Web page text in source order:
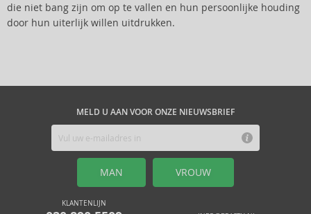
die niet bang zijn om op te vallen en hun persoonlijke houding
door hun uiterlijk willen uitdrukken.
MELD U AAN VOOR ONZE NIEUWSBRIEF
MAN VROUW
KLANTENLIJN